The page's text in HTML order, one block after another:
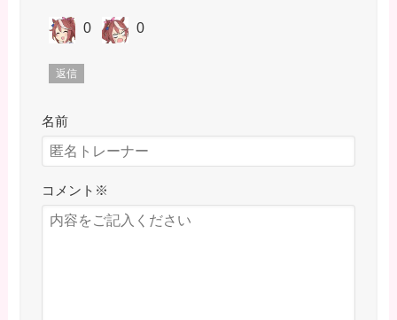
0 0
返信
名前
コメント ※